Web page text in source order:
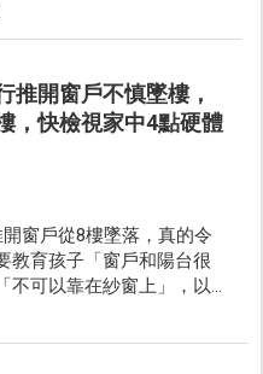
推開窗戶不慎墜樓，
，快檢視家中4點硬體
窗戶從8樓墜落，真的令
教育孩子「窗戶和陽台很
不可以靠在紗窗上」，以